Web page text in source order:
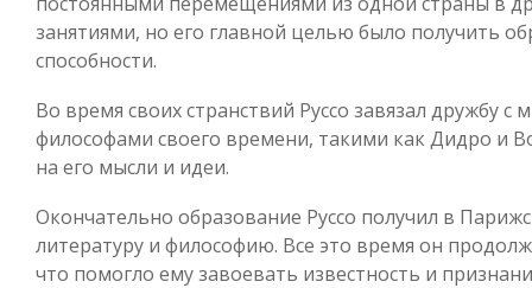
занятиями, но его главной целью было получить
способности.
Во время своих странствий Руссо завязал дружбу
философами своего времени, такими как Дидро и
на его мысли и идеи.
Окончательно образование Руссо получил в
литературу и философию. Все это время он
что помогло ему завоевать известность и